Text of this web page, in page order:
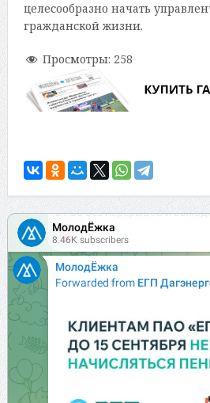
целесообразно начать
гражданской жизни.
Просмотры: 258